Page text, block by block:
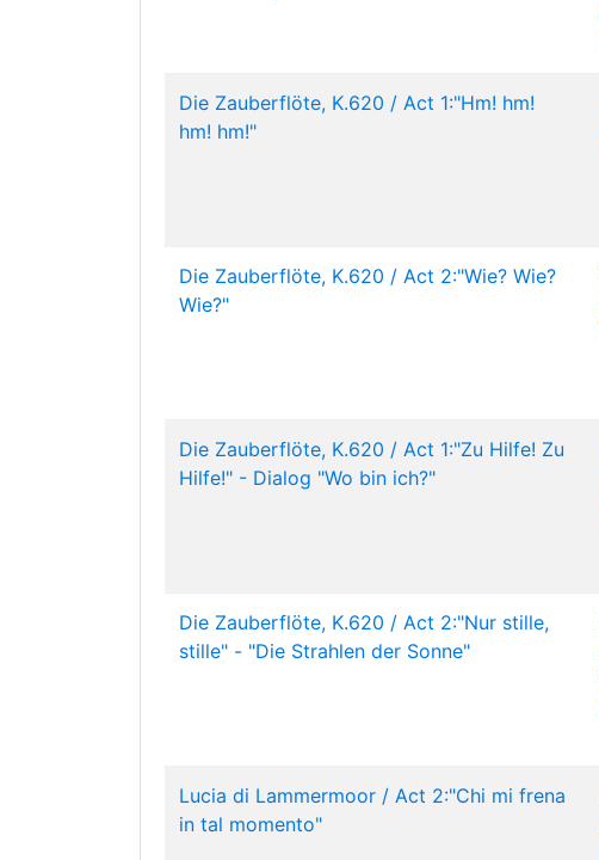
Die Zauberflöte, K.620 / Act 1:"Hm! hm!
hm! hm!"
Die Zauberflöte, K.620 / Act 2:"Wie? Wie?
Wie?"
Die Zauberflöte, K.620 / Act 1:"Zu Hilfe! Zu
Hilfe!" - Dialog "Wo bin ich?"
Die Zauberflöte, K.620 / Act 2:"Nur stille,
stille" - "Die Strahlen der Sonne"
Lucia di Lammermoor / Act 2:"Chi mi frena
in tal momento"